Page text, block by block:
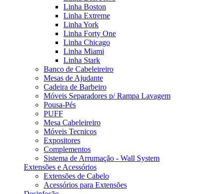
Linha Boston
Linha Extreme
Linha York
Linha Forty One
Linha Chicago
Linha Miami
Linha Stark
Banco de Cabeleireiro
Mesas de Ajudante
Cadeira de Barbeiro
Móveis Separadores p/ Rampa Lavagem
Pousa-Pés
PUFF
Mesa Cabeleireiro
Móveis Tecnicos
Expositores
Complementos
Sistema de Arrumação - Wall System
Extensões e Acessórios
Extensões de Cabelo
Acessórios para Extensões